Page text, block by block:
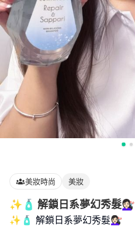
美妝時尚 美妝
✨🧴 解鎖日系夢幻秀髮💇🏻‍♀️
✨🧴 解鎖日系夢幻秀髮💇🏻‍♀️